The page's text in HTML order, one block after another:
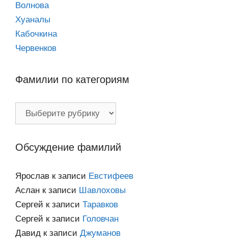
Волнова
Хуаналы
Кабочкина
Червенков
Фамилии по категориям
Фамилии
Обсуждение фамилий
Ярослав к записи Евстифеев
Аслан к записи Шавлоховы
Сергей к записи Таравков
Сергей к записи Головчан
Давид к записи Джуманов